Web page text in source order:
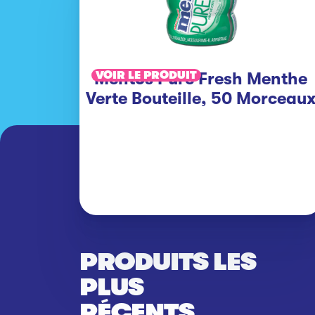
Mentos Pure Fresh Menthe
Verte Bouteille, 50 Morceaux
VOIR LE PRODUIT
PRODUITS LES
PLUS